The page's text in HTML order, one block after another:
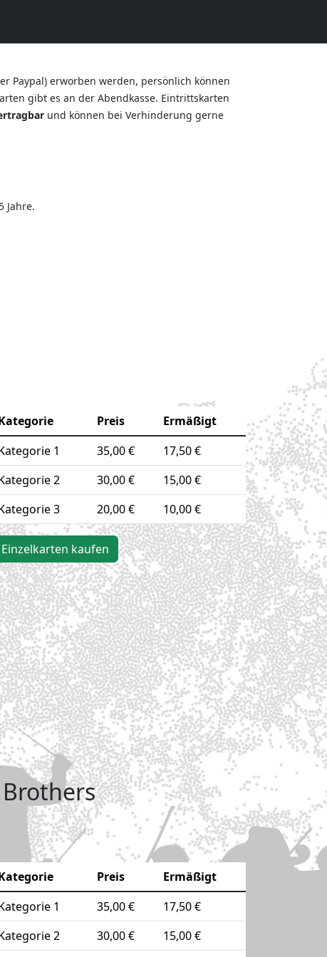
Paypal) erworben werden, persönlich können
gibt es an der Abendkasse. Eintrittskarten
und können bei Verhinderung gerne
Jahre.
Preis
Ermäßigt
1
35,00 €
17,50 €
2
30,00 €
15,00 €
3
20,00 € 10,00 €
Einzelkarten kaufen
Preis
Ermäßigt
1
35,00 €
17,50 €
2
30,00 € 15,00 €